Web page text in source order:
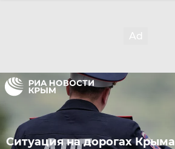
Ситуация на дорогах Крыма